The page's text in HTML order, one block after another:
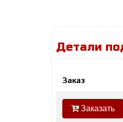
Детали
Заказ
Заказать